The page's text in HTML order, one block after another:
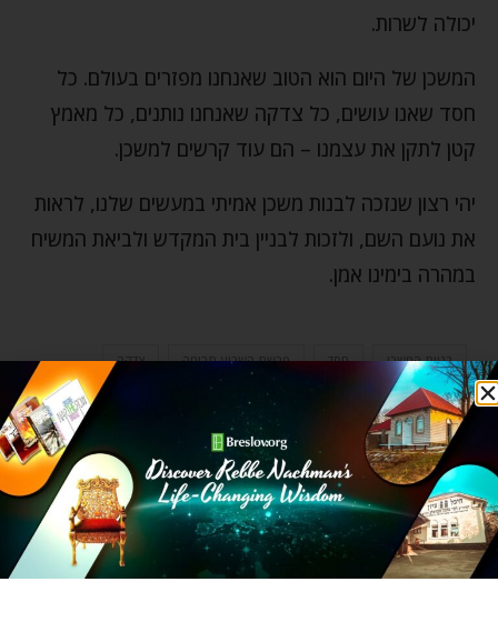
יכולה לשרות.
המשכן של היום הוא הטוב שאנחנו מפזרים בעולם. כל
חסד שאנו עושים, כל צדקה שאנחנו נותנים, כל מאמץ
קטן לתקן את עצמנו – הם עוד קרשים למשכן.
יהי רצון שנזכה לבנות משכן אמיתי במעשים שלנו, לראות
את נועם השם, ולזכות לבניין בית המקדש ולביאת המשיח
במהרה בימינו אמן.
בניית המשכן חסד פרשת השבוע תרומה צדקה
0 תגובות
CHAIM KRAMER
Chaim Kramer is largely